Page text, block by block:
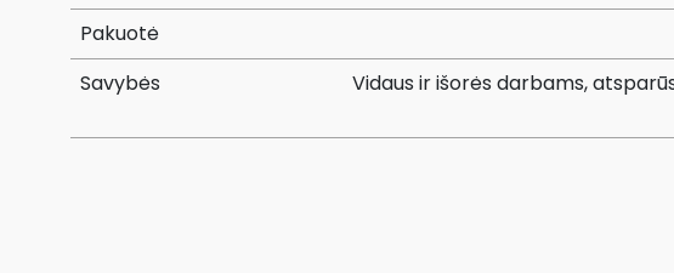
Pakuotė
Savybės
Vidaus ir išorės darbams,